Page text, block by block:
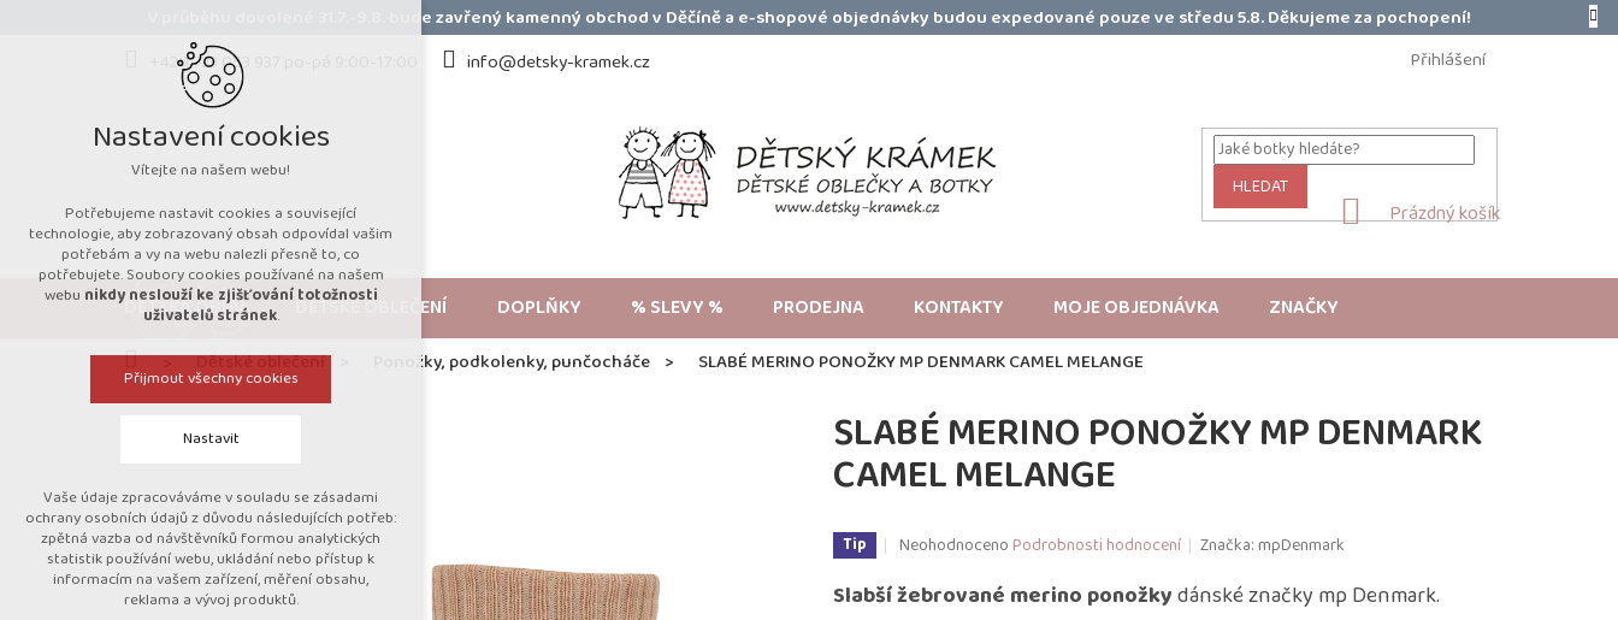
V průběhu dovolené 31.7.-9.8. bude zavřený kamenný obchod v Děčíně a e-shopové objednávky budou expedované pouze ve středu 5.8. Děkujeme za pochopení!
+420 723 053 937 po-pá 9:00-17:00
info@detsky-kramek.cz Přihlášení
HLEDAT
NÁKUPNÍ
Prázdný košík
DĚTSKÁ OBUV DĚTSKÉ OBLEČENÍ DOPLŇKY % SLEVY % PRODEJNA KONTAKTY MOJE OBJEDNÁVKA ZNAČKY
DomůDětské oblečení Ponožky, podkolenky, punčocháče SLABÉ MERINO PONOŽKY MP DENMARK CAMEL MELANGE
SLABÉ MERINO PONOŽKY MP DENMARK
CAMEL MELANGE
Tip
Průměrné
produktu
NeohodnocenoPodrobnosti hodnocení Značka:mpDenmark
Slabší žebrované merino ponožkydánské značky mp Denmark.
Nastavení cookies
Vítejte na našem webu!
Potřebujeme nastavit cookies a související
technologie, aby zobrazovaný obsah odpovídal vašim
potřebám a vy na webu nalezli přesně to, co
potřebujete. Soubory cookies používané na našem
webu nikdy neslouží ke zjišťování totožnosti
uživatelů stránek.
Přijmout všechny cookies
Nastavit
Technická cookies
nutná pro provozování webu
udržení kontextu stránek (session):
případná přihlášení, volby jazyka, apod.
Vaše údaje zpracováváme v souladu se zásadami
ochrany osobních údajů z důvodu následujících potřeb:
zpětná vazba od návštěvníků formou analytických
statistik používání webu, ukládání nebo přístup k
informacím na vašem zařízení, měření obsahu,
reklama a vývoj produktů.